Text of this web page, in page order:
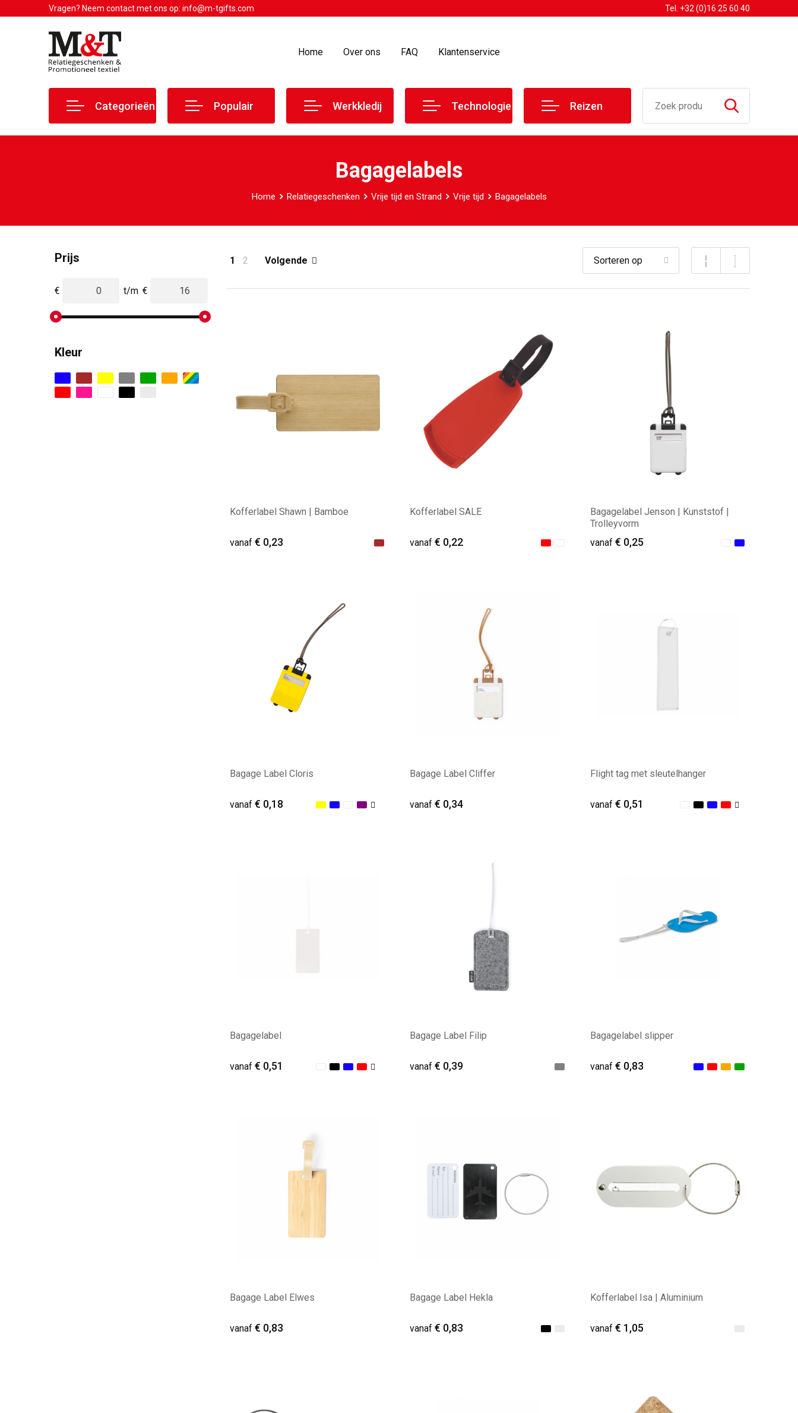
Vragen? Neem contact met ons op: info@m-tgifts.com Tel. +32 (0)16 25 60 40
Home Over ons FAQ Klantenservice
Categorieën Populair Werkkledij Technologie Reizen
Bagagelabels
Home Relatiegeschenken Vrije tijd en Strand Vrije tijd Bagagelabels
Prijs
€ t/m €
Kleur
1 2 Volgende
Kofferlabel Shawn | Bamboe
vanaf € 0,23
Kofferlabel SALE
vanaf€ 0,22
Minimale afname: 455
Bagagelabel Jenson | Kunststof |
Trolleyvorm
vanaf € 0,25
Bagage Label Cloris
vanaf € 0,18
Bagage Label Cliffer
vanaf€ 0,34
Flight tag met sleutelhanger
vanaf € 0,51
Bagagelabel
vanaf € 0,51
Bagage Label Filip
vanaf€ 0,39
Bagagelabel slipper
vanaf € 0,83
Bagage Label Elwes
vanaf € 0,83
Bagage Label Hekla
vanaf€ 0,83
Kofferlabel Isa | Aluminium
vanaf € 1,05